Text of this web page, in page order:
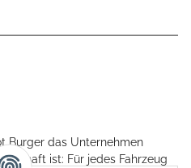
Burger das Unternehmen
ist: Für jedes Fahrzeug